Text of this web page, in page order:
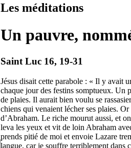
Les méditations
Un pauvre,
Saint Luc 16, 19-31
Jésus disait cette parabole : « Il y avait
chaque jour des festins somptueux. Un
de plaies. Il aurait bien voulu se
chiens qui venaient lécher ses plaies.
d’Abraham. Le riche mourut aussi, et
leva les yeux et vit de loin Abraham
prends pitié de moi et envoie Lazare
langue, car je souffre terriblement dans